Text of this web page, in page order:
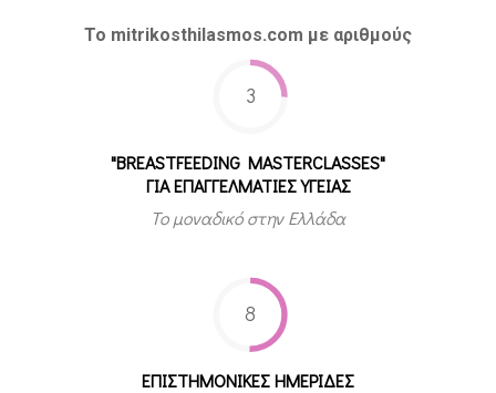
Το mitrikosthilasmos.com με αριθμούς
3
"BREASTFEEDING MASTERCLASSES"
ΓΙΑ ΕΠΑΓΓΕΛΜΑΤΙΕΣ ΥΓΕΙΑΣ
Το μοναδικό στην Ελλάδα
8
ΕΠΙΣΤΗΜΟΝΙΚΕΣ ΗΜΕΡΙΔΕΣ